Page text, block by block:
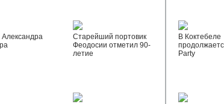
Старейший портовик
Феодосии отметил 90-
летие
В Коктебеле
Party